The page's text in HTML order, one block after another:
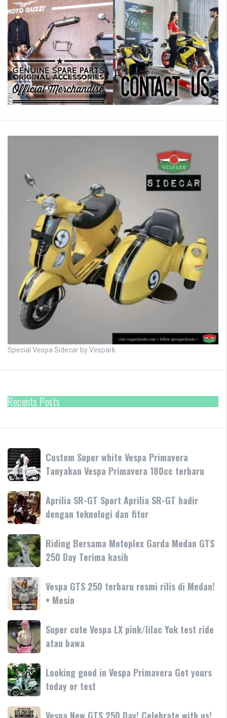
Special Vespa Sidecar by Vespark
Recents Posts
Custom
Super
white
Vespa
Primavera
Tanyakan
Vespa
Primavera
180cc
terbaru
Custom Super white Vespa Primavera
Tanyakan Vespa Primavera 180cc terbaru
Aprilia
SR-
GT
Sport
Aprilia
SR-
GT
hadir
dengan
teknologi
fitur
Aprilia SR-GT Sport Aprilia SR-GT hadir
dengan teknologi dan fitur
Riding
Bersama
Motoplex
Garda
Medan
GTS
250
Day
Terima
kasih
Riding Bersama Motoplex Garda Medan GTS
250 Day Terima kasih
Vespa
GTS
250
terbaru
resmi
rilis
di
Medan!
•
Mesin
Vespa GTS 250 terbaru resmi rilis di Medan!
• Mesin
Super
cute
Vespa
LX
pink/lilac
Yuk
test
ride
Super cute Vespa LX pink/lilac Yuk test ride
atau bawa
Looking
good
in
Vespa
Looking good in Vespa Primavera Get yours
today or test
Vespa